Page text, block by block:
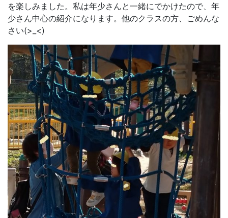
を楽しみました。私は年少さんと一緒にでかけたので、年
少さん中心の紹介になります。他のクラスの方、ごめんな
さい(>_<)